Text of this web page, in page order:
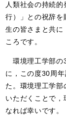
人類社会の持続
行）」との祝辞を
生の皆さまと共に
ころです。
環境理工学部の
に，この度30周
た。環境理工学
いただくことで，
なれば幸いです。